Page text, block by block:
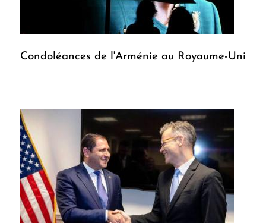
Condoléances de l'Arménie au Royaume-Uni